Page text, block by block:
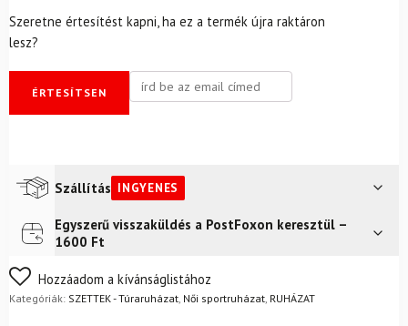
Szeretne értesítést kapni, ha ez a termék újra raktáron
lesz?
ÉRTESÍTSEN
Szállítás INGYENES
Futár a címreIngyenes
FoxPost
Egyszerű visszaküldés a PostFoxon keresztül –
1600 Ft
Nem biztos a választásában? Semmi gond – a terméket
egyszerűen visszaküldheti 14 napon belül, indoklás nélkül.
Hozzáadom a kívánságlistához
Kategóriák: SZETTEK - Túraruházat, Női sportruházat, RUHÁZAT